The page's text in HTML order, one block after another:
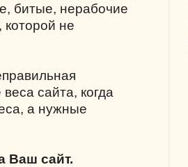
битые, нерабочие
которой не
сайта, когда
а нужные
Ваш сайт.